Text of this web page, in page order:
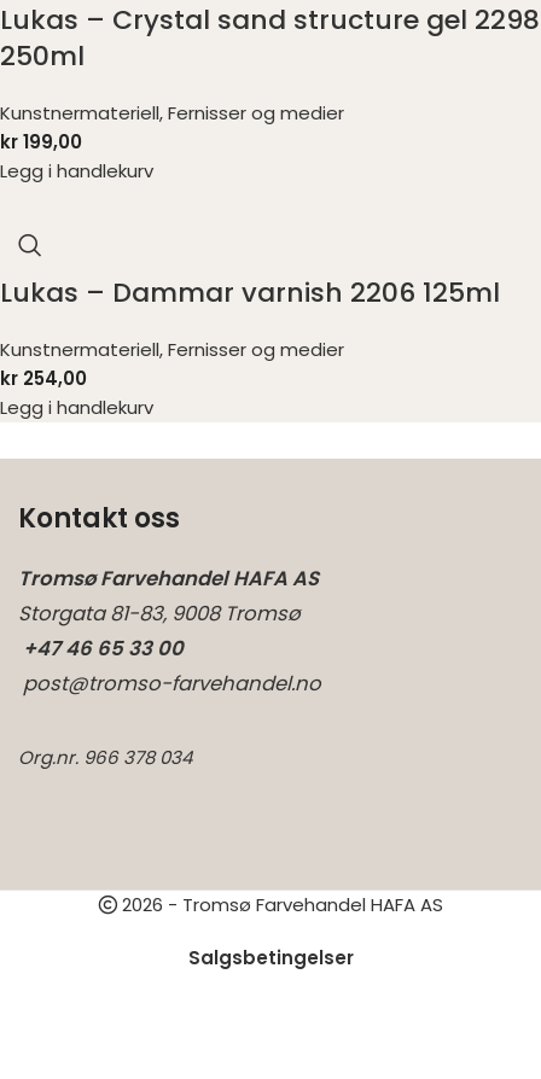
Lukas – Crystal sand structure gel 2298
250ml
Kunstnermateriell,Fernisser og medier
kr199,00
Legg i handlekurv
Lukas – Dammar varnish 2206 125ml
Kunstnermateriell,Fernisser og medier
kr 254,00
Legg i handlekurv
Kontakt oss
Tromsø Farvehandel HAFA AS
Storgata 81-83, 9008 Tromsø
+47 46 65 33 00
post@tromso-farvehandel.no
Org.nr. 966 378 034
2026 - Tromsø Farvehandel HAFA AS
Salgsbetingelser